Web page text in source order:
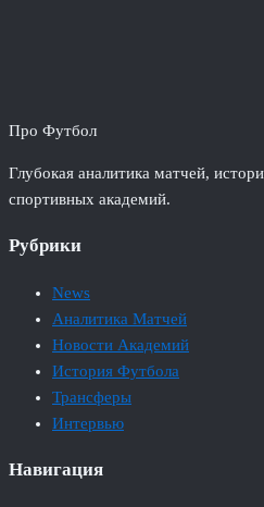
Про Футбол
Глубокая аналитика матчей,
спортивных академий.
Рубрики
News
Аналитика Матчей
Новости Академий
История Футбола
Трансферы
Интервью
Навигация